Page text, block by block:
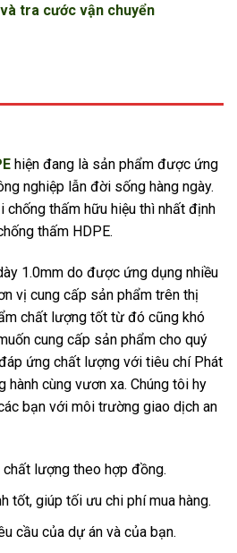
tra cước vận chuyển
hiện đang là sản phẩm được ứng
nghiệp lẫn đời sống hàng ngày.
chống thấm hữu hiệu thì nhất định
thấm HDPE.
1.0mm do được ứng dụng nhiều
vị cung cấp sản phẩm trên thị
chất lượng tốt từ đó cũng khó
cung cấp sản phẩm cho quý
ứng chất lượng với tiêu chí Phát
hành cùng vươn xa. Chúng tôi hy
bạn với môi trường giao dịch an
chất lượng theo hợp đồng.
tốt, giúp tối ưu chi phí mua hàng.
cầu của dự án và của bạn.